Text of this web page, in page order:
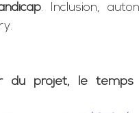
. Inclusion,
du projet, le temps